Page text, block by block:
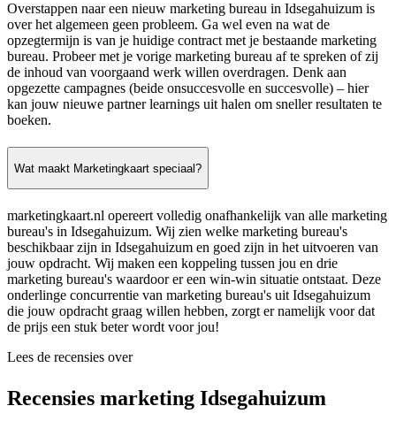
Overstappen naar een nieuw marketing bureau in Idsegahuizum is
over het algemeen geen probleem. Ga wel even na wat de
opzegtermijn is van je huidige contract met je bestaande marketing
bureau. Probeer met je vorige marketing bureau af te spreken of zij
de inhoud van voorgaand werk willen overdragen. Denk aan
opgezette campagnes (beide onsuccesvolle en succesvolle) – hier
kan jouw nieuwe partner learnings uit halen om sneller resultaten te
boeken.
Wat maakt Marketingkaart speciaal?
marketingkaart.nl opereert volledig onafhankelijk van alle marketing
bureau's in Idsegahuizum. Wij zien welke marketing bureau's
beschikbaar zijn in Idsegahuizum en goed zijn in het uitvoeren van
jouw opdracht. Wij maken een koppeling tussen jou en drie
marketing bureau's waardoor er een win-win situatie ontstaat. Deze
onderlinge concurrentie van marketing bureau's uit Idsegahuizum
die jouw opdracht graag willen hebben, zorgt er namelijk voor dat
de prijs een stuk beter wordt voor jou!
Lees de recensies over
Recensies marketing Idsegahuizum